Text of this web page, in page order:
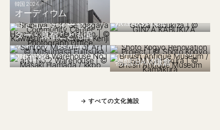
韓国 2024
オーディウム
日本 2024
渋谷区SCC千駄ヶ谷
コミュニティーセン
ター・原宿こども園
銀座歌舞伎座
日本 2007
サントリー美術館
神戸翔飛工業改装計
画(アースギャラリ
ー)
日本 2022
富岡倉庫 1号倉庫、
2号倉庫
英国アンティーク博
物館/BAM鎌倉
→ すべての文化施設